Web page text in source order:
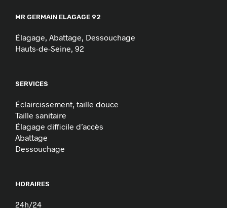
MR GERMAIN ELAGAGE 92
Élagage, Abattage, Dessouchage
Hauts-de-Seine, 92
SERVICES
Éclaircissement, taille douce
Taille sanitaire
Élagage difficile d’accès
Abattage
Dessouchage
HORAIRES
24h/24